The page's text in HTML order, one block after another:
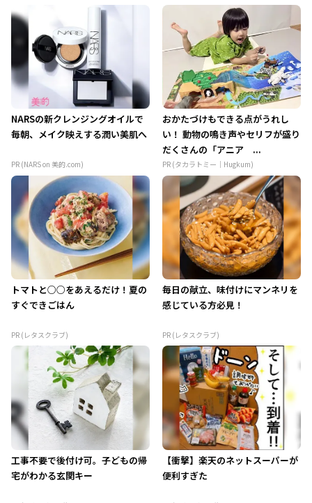
NARSの新クレンジングオイルで
毎朝、メイク映えする潤い美肌へ
PR (NARS on 美的.com)
おかたづけもできる点がうれし
い！ 動物の鳴き声やセリフが盛り
だくさんの「アニア ...
PR (タカラトミー｜Hugkum)
トマトと○○をあえるだけ！夏の
すぐできごはん
PR (レタスクラブ)
毎日の献立、味付けにマンネリを
感じている方必見！
PR (レタスクラブ)
工事不要で後付け可。子どもの帰
宅がわかる玄関キー
【衝撃】楽天のネットスーパーが
便利すぎた